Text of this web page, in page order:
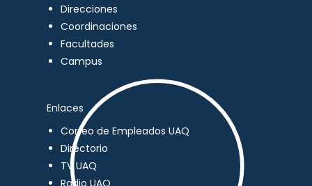
Direcciones
Coordinaciones
Facultades
Campus
Enlaces
Correo de Empleados UAQ
Directorio
TV UAQ
Radio UAQ